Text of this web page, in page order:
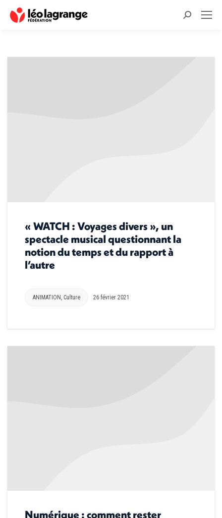
Recherche
« WATCH : Voyages divers », un
spectacle musical questionnant la
notion du temps et du rapport à
l’autre
ANIMATION Culture 26 février 2021
Numérique : comment rester